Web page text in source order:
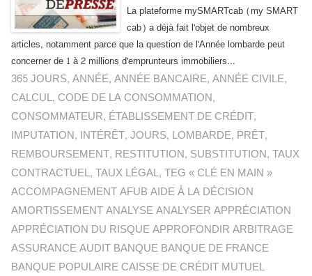
La plateforme mySMARTcab (my SMART
cab) a déjà fait l'objet de nombreux
articles, notamment parce que la question de l'Année lombarde peut
concerner de 1 à 2 millions d'emprunteurs immobiliers...
365 JOURS,ANNÉE,ANNÉE BANCAIRE,ANNÉE CIVILE,
CALCUL, CODE DE LA CONSOMMATION,
CONSOMMATEUR, ÉTABLISSEMENT DE CRÉDIT,
IMPUTATION, INTÉRÊT,JOURS, LOMBARDE, PRÊT,
REMBOURSEMENT, RESTITUTION, SUBSTITUTION,TAUX
CONTRACTUEL,TAUX LÉGAL,TEG « CLÉ EN MAIN »
ACCOMPAGNEMENT AFUB AIDE À LA DÉCISION
AMORTISSEMENT ANALYSE ANALYSER APPRÉCIATION
APPRÉCIATION DU RISQUE APPROFONDIR ARBITRAGE
ASSURANCE AUDIT BANQUE BANQUE DE FRANCE
BANQUE POPULAIRE CAISSE DE CRÉDIT MUTUEL